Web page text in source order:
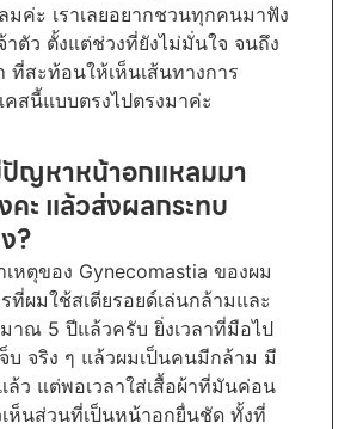
ค่ะ เราเลยอยากชวนทุกคนมาฟัง
าตัว ตั้งแต่ช่วงที่ยังไม่มั่นใจ จนถึง
ที่สะท้อนให้เห็นเส้นทางการ
คสนี้แบบตรงไปตรงมาค่ะ
ญหาหน้าอกแหลมมา
ะ แล้วส่งผลกระทบ
?
เหตุของ Gynecomastia ของผม
ที่ผมใช้สเตียรอยด์เล่นกล้ามและ
าณ 5 ปีแล้วครับ ยิ่งเวลาที่มือไป
บ จริง ๆ แล้วผมเป็นคนมีกล้าม มี
ล้ว แต่พอเวลาใส่เสื้อผ้าที่มันค่อน
ห็นส่วนที่เป็นหน้าอกยื่นชัด ทั้งที่